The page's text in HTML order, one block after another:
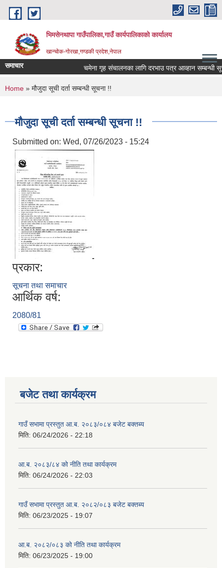
Skip to main content
भिमसेनथापा गाउँपालिका,गाउँ कार्यपालिकाकाे कार्यालय
खान्चोक-गाेरखा,गण्डकी प्रदेश,नेपाल
समाचार चमेना गृह संचालनका लागि दरभाउ पत्र आव्हान सम्बन्धी
You are here
Home » मौजुदा सूची दर्ता सम्बन्धी सूचना !!
मौजुदा सूची दर्ता सम्बन्धी सूचना !!
Submitted on: Wed, 07/26/2023 - 15:24
प्रकार:
सूचना तथा समाचार
आर्थिक वर्ष:
2080/81
बजेट तथा कार्यक्रम
गाउँ सभामा प्रस्तुत आ.ब. २०८३/०८४ बजेट बक्तब्य
मिति: 06/24/2026 - 22:18
आ.ब. २०८३/८४ को नीति तथा कार्यक्रम
मिति: 06/24/2026 - 22:03
गाउँ सभामा प्रस्तुत आ.ब. २०८२/०८३ बजेट बक्तब्य
मिति: 06/23/2025 - 19:07
आ.ब. २०८२/०८३ को नीति तथा कार्यक्रम
मिति: 06/23/2025 - 19:00